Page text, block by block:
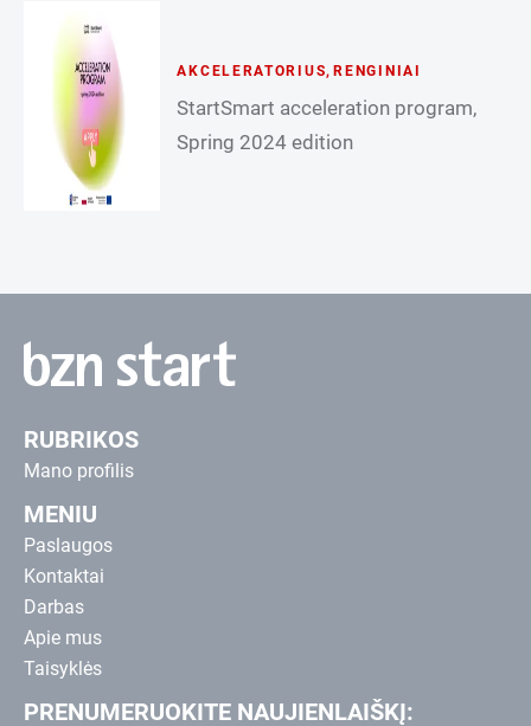
AKCELERATORIUS, RENGINIAI
StartSmart acceleration program,
Spring 2024 edition
RUBRIKOS
Mano profilis
MENIU
Paslaugos
Kontaktai
Darbas
Apie mus
Taisyklės
PRENUMERUOKITE NAUJIENLAIŠKĮ: